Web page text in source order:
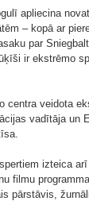
apliecina
– kopā ar
par
ir ekstrēmo
centra veidota
vadītāja un
izteica
filmu
pārstāvis,